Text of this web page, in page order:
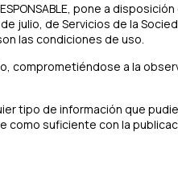
pone a
de Servicios de la
las condiciones de uso.
comprometiéndose a la
tipo de información que
suficiente con la